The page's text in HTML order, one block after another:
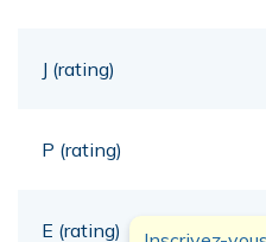
J (rating)
P (rating)
E (rating)